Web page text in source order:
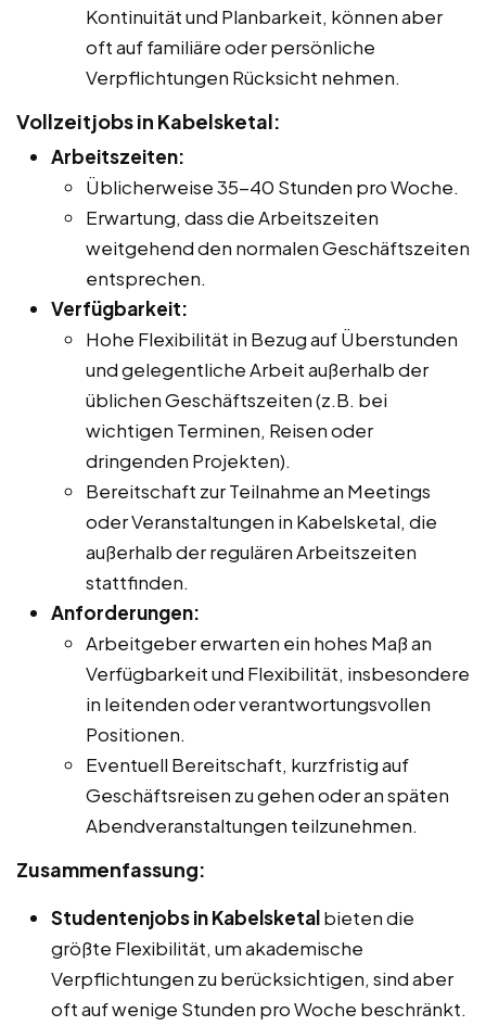
Kontinuität und Planbarkeit, können aber
oft auf familiäre oder persönliche
Verpflichtungen Rücksicht nehmen.
Vollzeitjobs in Kabelsketal:
Arbeitszeiten:
Üblicherweise 35-40 Stunden pro Woche.
Erwartung, dass die Arbeitszeiten
weitgehend den normalen Geschäftszeiten
entsprechen.
Verfügbarkeit:
Hohe Flexibilität in Bezug auf Überstunden
und gelegentliche Arbeit außerhalb der
üblichen Geschäftszeiten (z.B. bei
wichtigen Terminen, Reisen oder
dringenden Projekten).
Bereitschaft zur Teilnahme an Meetings
oder Veranstaltungen in Kabelsketal, die
außerhalb der regulären Arbeitszeiten
stattfinden.
Anforderungen:
Arbeitgeber erwarten ein hohes Maß an
Verfügbarkeit und Flexibilität, insbesondere
in leitenden oder verantwortungsvollen
Positionen.
Eventuell Bereitschaft, kurzfristig auf
Geschäftsreisen zu gehen oder an späten
Abendveranstaltungen teilzunehmen.
Zusammenfassung:
Studentenjobs in Kabelsketalbieten die
größte Flexibilität, um akademische
Verpflichtungen zu berücksichtigen, sind aber
oft auf wenige Stunden pro Woche beschränkt.